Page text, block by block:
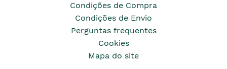
Condições de Compra
Condições de Envio
Perguntas frequentes
Cookies
Mapa do site